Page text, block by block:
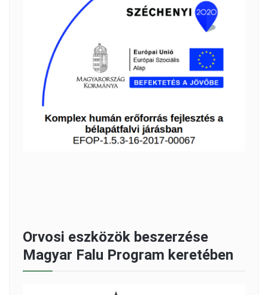
Orvosi eszközök beszerzése
Magyar Falu Program keretében